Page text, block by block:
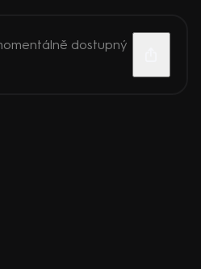
dostupný